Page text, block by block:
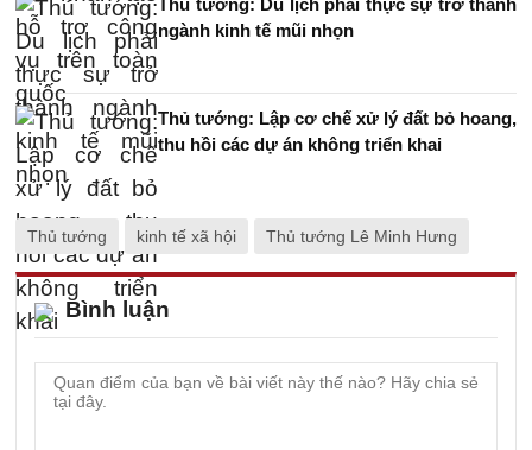
Thủ tướng: Du lịch phải thực sự trở thành
ngành kinh tế mũi nhọn
Thủ tướng: Lập cơ chế xử lý đất bỏ hoang,
thu hồi các dự án không triển khai
Thủ tướng kinh tế xã hội Thủ tướng Lê Minh Hưng
Bình luận